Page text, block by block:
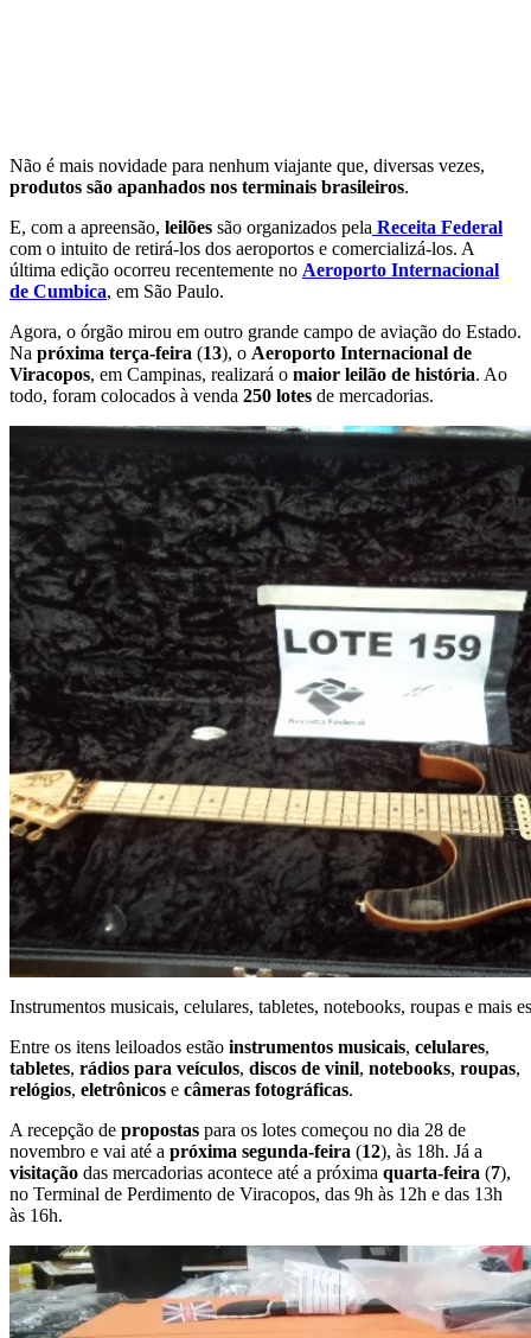
Não é mais novidade para nenhum viajante que, diversas vezes,
produtos são apanhados nos terminais brasileiros.
E, com a apreensão, leilões são organizados pela Receita Federal
com o intuito de retirá-los dos aeroportos e comercializá-los. A
última edição ocorreu recentemente no Aeroporto Internacional
de Cumbica, em São Paulo.
Agora, o órgão mirou em outro grande campo de aviação do Estado.
Na próxima terça-feira (13), o Aeroporto Internacional de
Viracopos, em Campinas, realizará o maior leilão de história. Ao
todo, foram colocados à venda 250 lotes de mercadorias.
Instrumentos musicais, celulares, tabletes, notebooks, roupas e mais
Entre os itens leiloados estão instrumentos musicais, celulares,
tabletes, rádios para veículos, discos de vinil, notebooks, roupas,
relógios, eletrônicos e câmeras fotográficas.
A recepção de propostas para os lotes começou no dia 28 de
novembro e vai até a próxima segunda-feira (12), às 18h. Já a
visitação das mercadorias acontece até a próxima quarta-feira (7),
no Terminal de Perdimento de Viracopos, das 9h às 12h e das 13h
às 16h.